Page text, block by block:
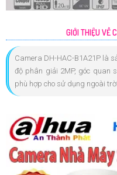
GIỚI THIỆU VỀ
Camera DH-HAC-B1A21P là
độ phân giải 2MP, góc quan
phù hợp cho sử dụng ngoài trời